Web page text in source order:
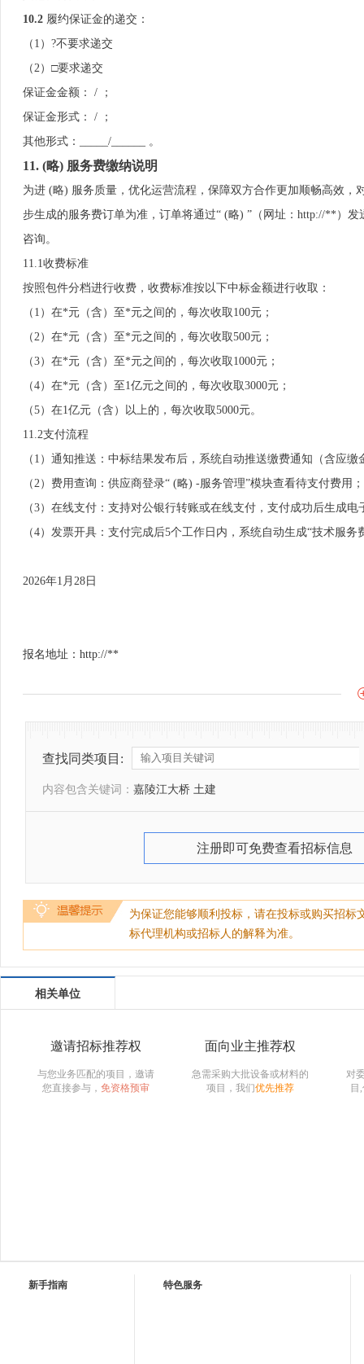
10.2 履约保证金的递交：
（1）?不要求递交
（2）□要求递交
保证金金额： / ；
保证金形式： / ；
其他形式：_____/______ 。
11. (略) 服务费缴纳说明
为进 (略) 服务质量，优化运营流程，保障双方合作更加顺畅高效
步生成的服务费订单为准，订单将通过“ (略) ”（网址：http://**）
咨询。
11.1收费标准
按照包件分档进行收费，收费标准按以下中标金额进行收取：
（1）在*元（含）至*元之间的，每次收取100元；
（2）在*元（含）至*元之间的，每次收取500元；
（3）在*元（含）至*元之间的，每次收取1000元；
（4）在*元（含）至1亿元之间的，每次收取3000元；
（5）在1亿元（含）以上的，每次收取5000元。
11.2支付流程
（1）通知推送：中标结果发布后，系统自动推送缴费通知（含应
（2）费用查询：供应商登录“ (略) -服务管理”模块查看待支付费用；
（3）在线支付：支持对公银行转账或在线支付，支付成功后生成电
（4）发票开具：支付完成后5个工作日内，系统自动生成“技术服
2026年1月28日
报名地址：http://**
查找同类项目:
内容包含关键词： 嘉陵江大桥 土建
注册即可免费查看招标信息
为保证您能够顺利投标，请在投标或购买招
标代理机构或招标人的解释为准。
相关单位
邀请招标推荐权
与您业务匹配的项目，邀请
您直接参与， 免资格预审
面向业主推荐权
急需采购大批设备或材料的
项目，我们优先推荐
对
目
新手指南 特色服务